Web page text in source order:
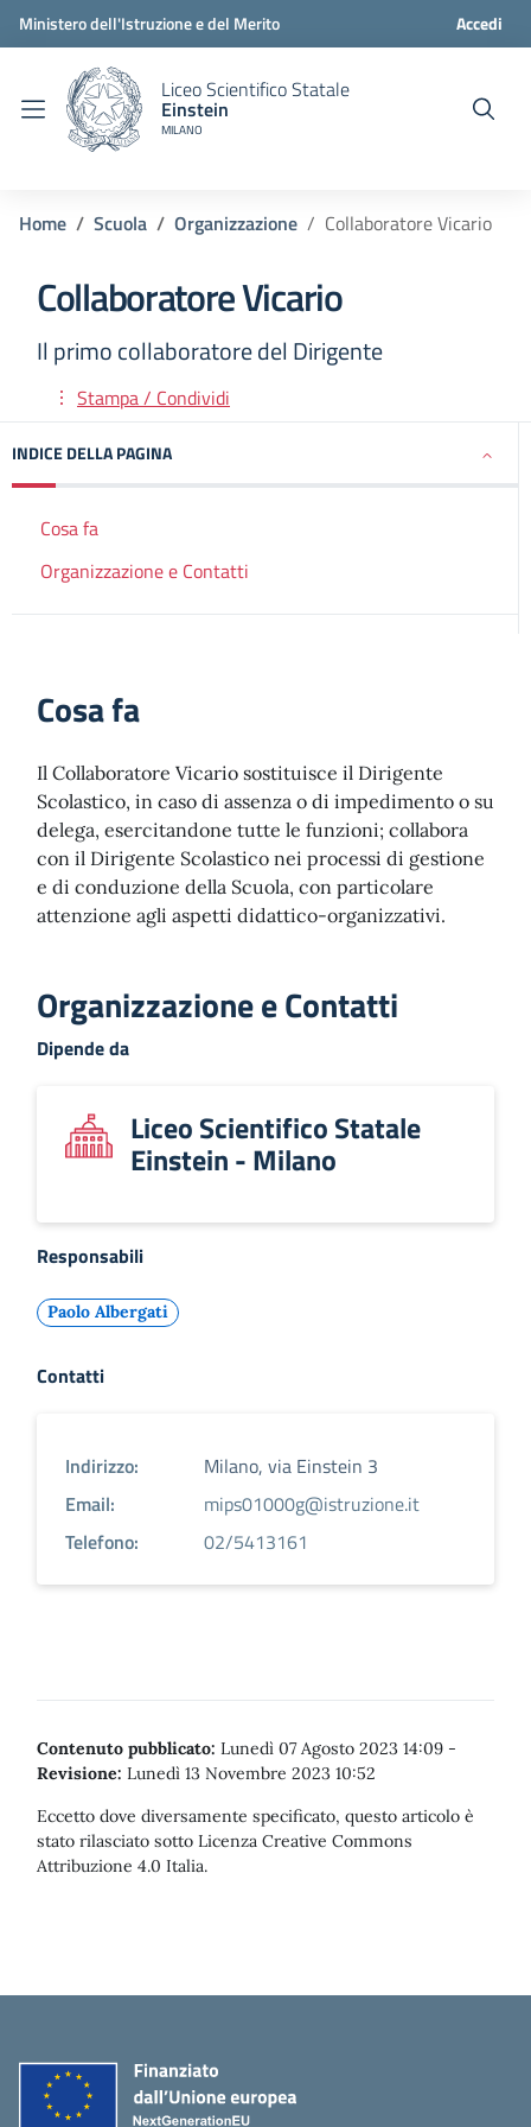
Ministero dell'Istruzione e del Merito Accedi
Liceo Scientifico Statale
Einstein
MILANO
Home Scuola Organizzazione Collaboratore Vicario
Collaboratore Vicario
Il primo collaboratore del Dirigente
Stampa / Condividi
INDICE DELLA PAGINA
Cosa fa
Organizzazione e Contatti
Cosa fa
Il Collaboratore Vicario sostituisce il Dirigente
Scolastico, in caso di assenza o di impedimento o su
delega, esercitandone tutte le funzioni; collabora
con il Dirigente Scolastico nei processi di gestione
e di conduzione della Scuola, con particolare
attenzione agli aspetti didattico-organizzativi.
Organizzazione e Contatti
Dipende da
Liceo Scientifico Statale
Einstein - Milano
Responsabili
Paolo Albergati
Contatti
Indirizzo:
Milano, via Einstein 3
Email:
mips01000g@istruzione.it
Telefono:
02/5413161
Contenuto pubblicato: Lunedì 07 Agosto 2023 14:09 -
Revisione: Lunedì 13 Novembre 2023 10:52
Eccetto dove diversamente specificato, questo articolo è
stato rilasciato sotto Licenza Creative Commons
Attribuzione 4.0 Italia.